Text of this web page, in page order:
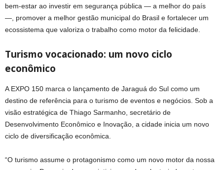
bem-estar ao investir em segurança pública — a melhor do país
—, promover a melhor gestão municipal do Brasil e fortalecer um
ecossistema que valoriza o trabalho como motor da felicidade.
Turismo vocacionado: um novo ciclo
econômico
A EXPO 150 marca o lançamento de Jaraguá do Sul como um
destino de referência para o turismo de eventos e negócios. Sob a
visão estratégica de Thiago Sarmanho, secretário de
Desenvolvimento Econômico e Inovação, a cidade inicia um novo
ciclo de diversificação econômica.
“O turismo assume o protagonismo como um novo motor da nossa